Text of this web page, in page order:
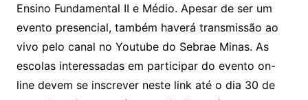
Ensino Fundamental II e Médio. Apesar de ser um
evento presencial, também haverá transmissão ao
vivo pelo canal no Youtube do Sebrae Minas. As
escolas interessadas em participar do evento on-
line devem se inscrever neste link até o dia 30 de